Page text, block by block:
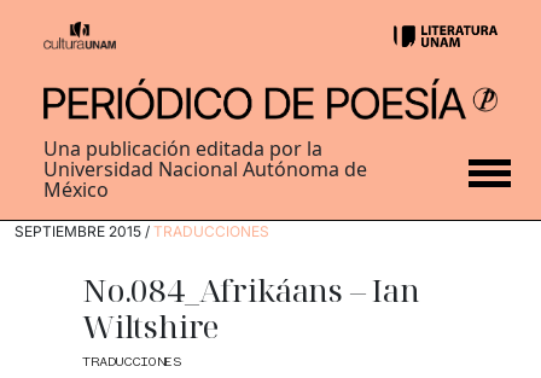
Una publicación editada por la
Universidad Nacional Autónoma de
México
SEPTIEMBRE 2015 / TRADUCCIONES
No.084_Afrikáans – Ian
Wiltshire
TRADUCCIONES